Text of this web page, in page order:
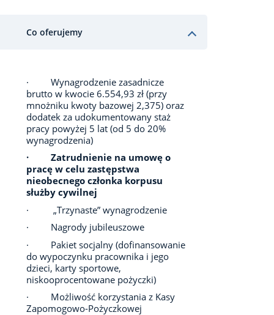
Co oferujemy
· Wynagrodzenie zasadnicze
brutto w kwocie 6.554,93 zł (przy
mnożniku kwoty bazowej 2,375) oraz
dodatek za udokumentowany staż
pracy powyżej 5 lat (od 5 do 20%
wynagrodzenia)
· Zatrudnienie na umowę o
pracę w celu zastępstwa
nieobecnego członka korpusu
służby cywilnej
· „Trzynaste” wynagrodzenie
· Nagrody jubileuszowe
· Pakiet socjalny (dofinansowanie
do wypoczynku pracownika i jego
dzieci, karty sportowe,
niskooprocentowane pożyczki)
· Możliwość korzystania z Kasy
Zapomogowo-Pożyczkowej